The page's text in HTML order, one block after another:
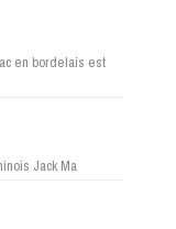
en bordelais est
Jack Ma